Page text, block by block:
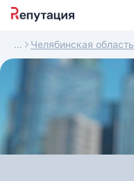
Челябинская область